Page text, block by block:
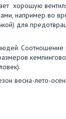
хорошую
например во
для
Соотношение
весна-лето-